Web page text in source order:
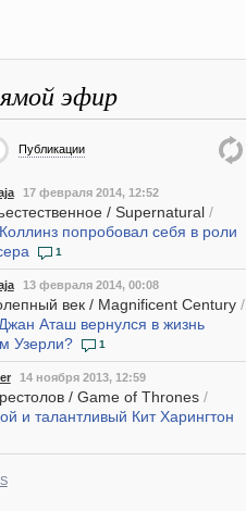
эфир
Публикации
17 февраля 2014, 12:52
/ Supernatural/
попробовал себя в роли
1
13 февраля 2014, 00:08
век / Magnificent Century/
Аташ вернулся в жизнь
Узерли?
1
14 ноября 2013, 12:59
/ Game of Thrones/
и талантливый Кит Харингтон